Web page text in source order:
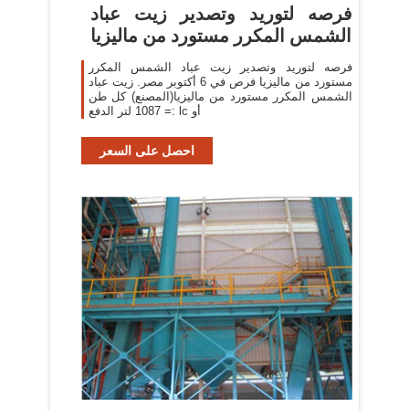
فرصه لتوريد وتصدير زيت عباد
الشمس المكرر مستورد من ماليزيا
فرصه لتوريد وتصدير زيت عباد الشمس المكرر
مستورد من ماليزيا فرص في 6 أكتوبر مصر. زيت عباد
الشمس المكرر مستورد من ماليزيا(المصنع) كل طن
= 1087 لتر الدفع: lc أو
احصل على السعر